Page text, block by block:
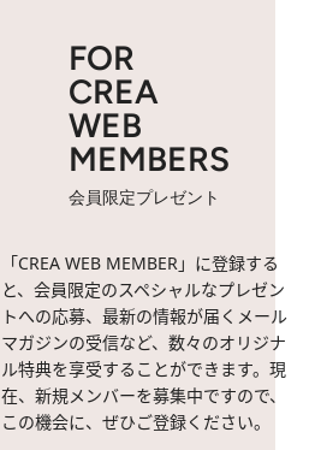
FOR
CREA
WEB
MEMBERS
会員限定プレゼント
「CREA WEB MEMBER」に登録する
と、会員限定のスペシャルなプレゼン
トへの応募、最新の情報が届くメール
マガジンの受信など、数々のオリジナ
ル特典を享受することができます。現
在、新規メンバーを募集中ですので、
この機会に、ぜひご登録ください。